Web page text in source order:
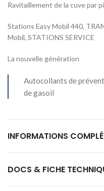
Ravitaillement de la cuve par
Stations Easy Mobil 440,
Mobil, STATIONS SERVICE
La nouvelle génération
Autocollants de
de gasoil
INFORMATIONS
DOCS & FICHE